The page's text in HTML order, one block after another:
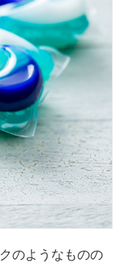
のようなものの